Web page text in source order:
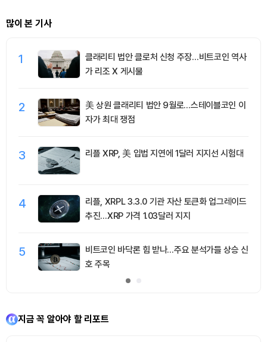
많이 본 기사
1
클래리티 법안 클로처 신청 주장…비트코인 역사
가 리조 X 게시물
2
美 상원 클래리티 법안 9월로…스테이블코인 이
자가 최대 쟁점
3 리플 XRP, 美 입법 지연에 1달러 지지선 시험대
4
리플, XRPL 3.3.0 기관 자산 토큰화 업그레이드
추진…XRP 가격 1.03달러 지지
5
비트코인 바닥론 힘 받나…주요 분석가들 상승 신
호 주목
지금 꼭 알아야 할 리포트